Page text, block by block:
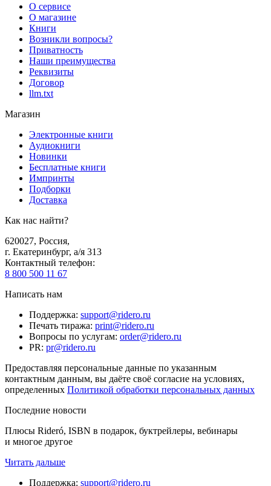
О сервисе
О магазине
Книги
Возникли вопросы?
Приватность
Наши преимущества
Реквизиты
Договор
llm.txt
Магазин
Электронные книги
Аудиокниги
Новинки
Бесплатные книги
Импринты
Подборки
Доставка
Как нас найти?
620027, Россия,
г. Екатеринбург, а/я 313
Контактный телефон:
8 800 500 11 67
Написать нам
Поддержка: support@ridero.ru
Печать тиража: print@ridero.ru
Вопросы по услугам: order@ridero.ru
PR: pr@ridero.ru
Предоставляя персональные данные по указанным
контактным данным, вы даёте своё согласие на условиях,
определенных Политикой обработки персональных данных
Последние новости
Плюсы Rideró, ISBN в подарок, буктрейлеры, вебинары
и многое другое
Читать дальше
Поддержка: support@ridero.ru